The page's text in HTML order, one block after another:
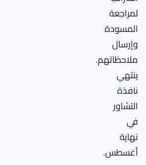
لمراجعة
المسودة
وإرسال
ملاحظاتهم.
ينتهي
نافذة
التشاور
في
نهاية
أغسطس.